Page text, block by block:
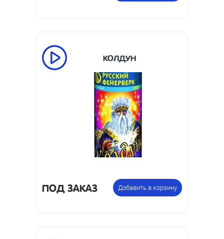
КОЛДУН
ПОД ЗАКАЗ Добавить в корзину